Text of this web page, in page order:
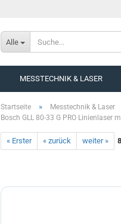
Alle
MESSTECHNIK & LASER
Startseite » Messtechnik & Laser
Bosch GLL 80-33 G PRO
« Erster « zurück weiter » 8